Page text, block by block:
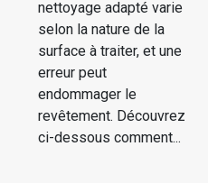
nettoyage adapté varie
selon la nature de la
surface à traiter, et une
erreur peut
endommager le
revêtement. Découvrez
ci-dessous comment...